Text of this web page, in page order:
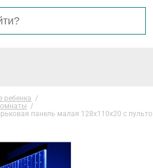
ребенка /
/
панель малая 128х110х20 с